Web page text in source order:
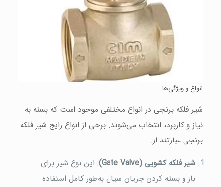
انواع و ویژگی‌ها
شیر فلکه برنجی در انواع مختلفی موجود است که بسته به
نیاز و کاربرد، انتخاب می‌شوند. برخی از انواع رایج شیر فلکه
برنجی عبارتند از:
شیر فلکه کشویی (Gate Valve)
: این نوع شیر برای
باز و بسته کردن جریان سیال به‌طور کامل استفاده